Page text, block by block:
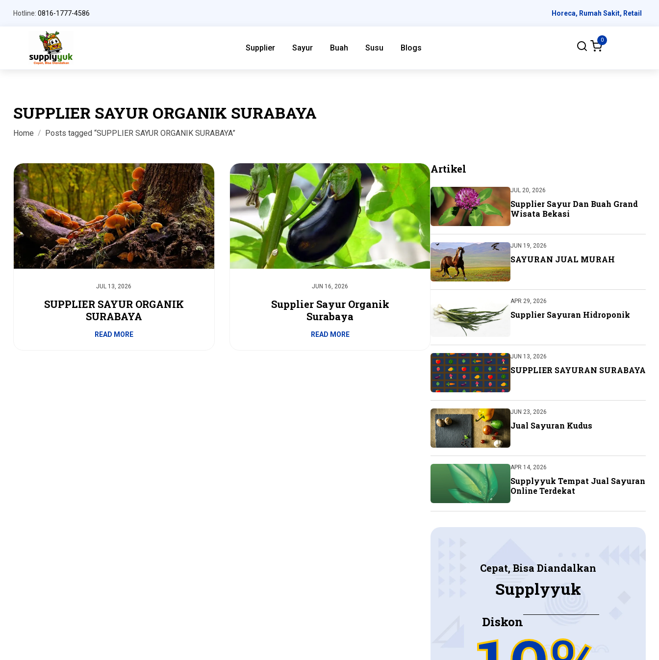
Hotline: 0816-1777-4586 Horeca, Rumah Sakit, Retail
Supplier Sayur Buah Susu Blogs
0
SUPPLIER SAYUR ORGANIK SURABAYA
Home Posts tagged “SUPPLIER SAYUR ORGANIK SURABAYA”
JUL 13, 2026
SUPPLIER SAYUR ORGANIK
SURABAYA
READ MORE
JUN 16, 2026
Supplier Sayur Organik
Surabaya
READ MORE
Artikel
JUL 20, 2026
Supplier Sayur Dan Buah Grand
Wisata Bekasi
JUN 19, 2026
SAYURAN JUAL MURAH
APR 29, 2026
Supplier Sayuran Hidroponik
JUN 13, 2026
SUPPLIER SAYURAN SURABAYA
JUN 23, 2026
Jual Sayuran Kudus
APR 14, 2026
Supplyyuk Tempat Jual Sayuran
Online Terdekat
Cepat, Bisa Diandalkan
Supplyyuk
Diskon